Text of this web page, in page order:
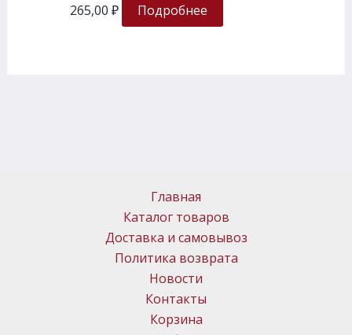
265,00 ₽ Подробнее
Главная
Каталог товаров
Доставка и самовывоз
Политика возврата
Новости
Контакты
Корзина